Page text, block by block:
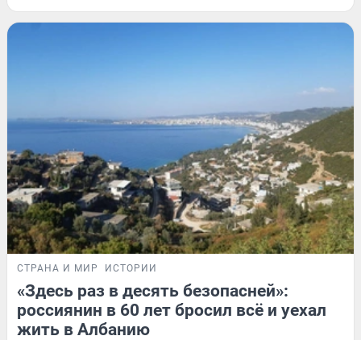
СТРАНА И МИР ИСТОРИИ
«Здесь раз в десять безопасней»:
россиянин в 60 лет бросил всё и уехал
жить в Албанию